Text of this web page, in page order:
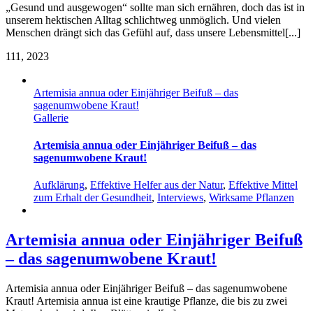
„Gesund und ausgewogen“ sollte man sich ernähren, doch das ist in
unserem hektischen Alltag schlichtweg unmöglich. Und vielen
Menschen drängt sich das Gefühl auf, dass unsere Lebensmittel[...]
111, 2023
Artemisia annua oder Einjähriger Beifuß – das
sagenumwobene Kraut!
Gallerie
Artemisia annua oder Einjähriger Beifuß – das
sagenumwobene Kraut!
Aufklärung, Effektive Helfer aus der Natur, Effektive Mittel
zum Erhalt der Gesundheit, Interviews, Wirksame Pflanzen
Artemisia annua oder Einjähriger Beifuß
– das sagenumwobene Kraut!
Artemisia annua oder Einjähriger Beifuß – das sagenumwobene
Kraut! Artemisia annua ist eine krautige Pflanze, die bis zu zwei